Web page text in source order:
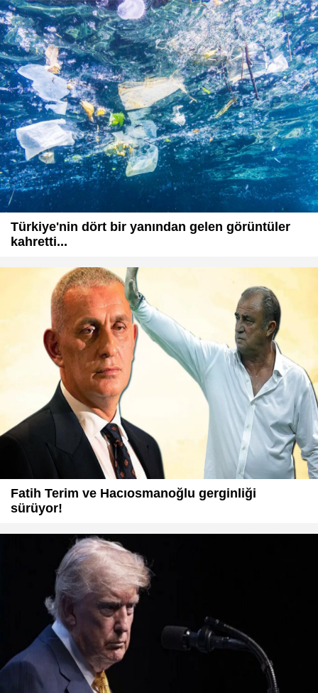
Türkiye'nin dört bir yanından gelen görüntüler
kahretti...
Fatih Terim ve Hacıosmanoğlu gerginliği
sürüyor!